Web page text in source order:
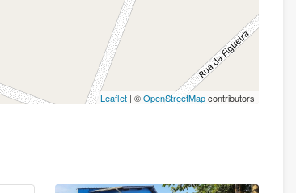
Leaflet| ©OpenStreetMapcontributors